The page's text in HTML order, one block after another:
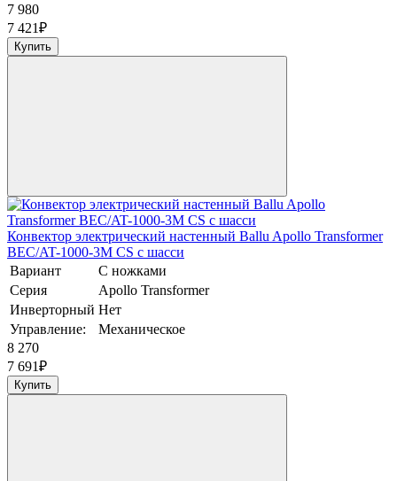
7 980
7 421₽
Купить
Конвектор электрический настенный Ballu Apollo Transformer
BEC/AT-1000-3M CS с шасси
Вариант
С ножками
Серия
Apollo Transformer
Инверторный Нет
Управление:
Механическое
8 270
7 691₽
Купить